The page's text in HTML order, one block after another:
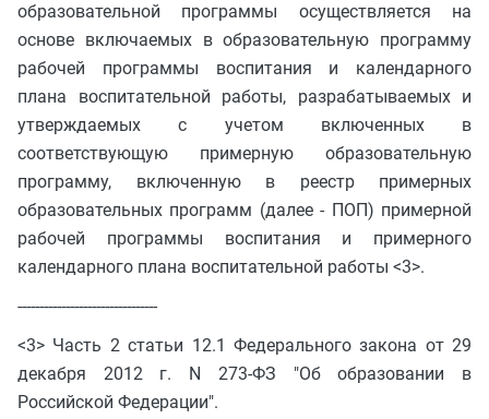
образовательной программы осуществляется на
основе включаемых в образовательную программу
рабочей программы воспитания и календарного
плана воспитательной работы, разрабатываемых и
утверждаемых с учетом включенных в
соответствующую примерную образовательную
программу, включенную в реестр примерных
образовательных программ (далее - ПОП) примерной
рабочей программы воспитания и примерного
календарного плана воспитательной работы <3>.
--------------------------------
<3> Часть 2 статьи 12.1 Федерального закона от 29
декабря 2012 г. N 273-ФЗ "Об образовании в
Российской Федерации".